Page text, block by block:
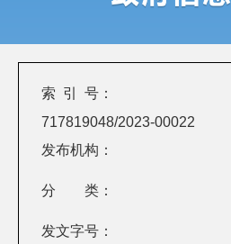
索 引 号：
717819048/2023-00022
发布机构：
分 类：
发文字号：